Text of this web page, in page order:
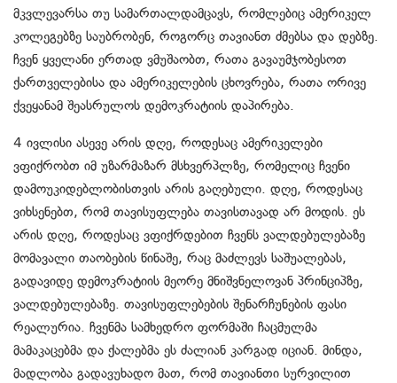
მკვლევარსა თუ სამართალდამცავს, რომლებიც ამერიკელ
კოლეგებზე საუბრობენ, როგორც თავიანთ ძმებსა და დებზე.
ჩვენ ყველანი ერთად ვმუშაობთ, რათა გავაუმჯობესოთ
ქართველებისა და ამერიკელების ცხოვრება, რათა ორივე
ქვეყანამ შეასრულოს დემოკრატიის დაპირება.
4 ივლისი ასევე არის დღე, როდესაც ამერიკელები
ვფიქრობთ იმ უზარმაზარ მსხვერპლზე, რომელიც ჩვენი
დამოუკიდებლობისთვის არის გაღებული. დღე, როდესაც
ვიხსენებთ, რომ თავისუფლება თავისთავად არ მოდის. ეს
არის დღე, როდესაც ვფიქრდებით ჩვენს ვალდებულებაზე
მომავალი თაობების წინაშე, რაც მაძლევს საშუალებას,
გადავიდე დემოკრატიის მეორე მნიშვნელოვან პრინციპზე,
ვალდებულებაზე. თავისუფლებების შენარჩუნების ფასი
რეალურია. ჩვენმა სამხედრო ფორმაში ჩაცმულმა
მამაკაცებმა და ქალებმა ეს ძალიან კარგად იციან. მინდა,
მადლობა გადავუხადო მათ, რომ თავიანთი სურვილით